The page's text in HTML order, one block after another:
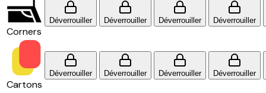
Corners
Déverrouiller Déverrouiller Déverrouiller Déverrouiller
Cartons
Déverrouiller Déverrouiller Déverrouiller Déverrouiller